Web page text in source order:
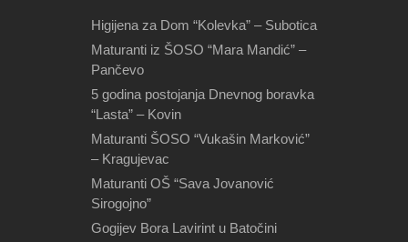
Higijena za Dom “Kolevka” – Subotica
Maturanti iz ŠOSO “Mara Mandić” –
Pančevo
5 godina postojanja Dnevnog boravka
“Lasta” – Kovin
Maturanti ŠOSO “Vukašin Marković”
– Kragujevac
Maturanti OŠ “Sava Jovanović
Sirogojno”
Gogijev Bora Lavirint u Batočini